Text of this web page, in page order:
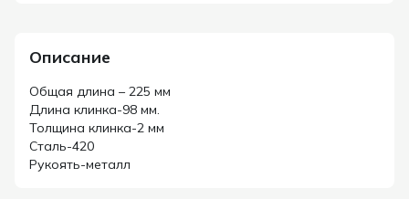
Описание
Общая длина – 225 мм
Длина клинка-98 мм.
Толщина клинка-2 мм
Сталь-420
Рукоять-металл